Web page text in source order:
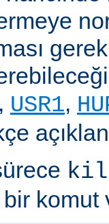
, USR1,
komut